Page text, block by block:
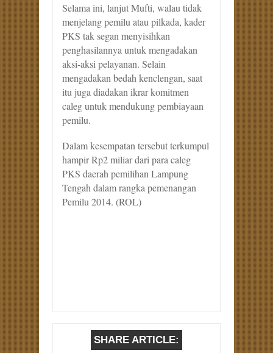
Selama ini, lanjut Mufti, walau tidak
menjelang pemilu atau pilkada, kader
PKS tak segan menyisihkan
penghasilannya untuk mengadakan
aksi-aksi pelayanan. Selain
mengadakan bedah kenclengan, saat
itu juga diadakan ikrar komitmen
caleg untuk mendukung pembiayaan
pemilu.
Dalam kesempatan tersebut terkumpul
hampir Rp2 miliar dari para caleg
PKS daerah pemilihan Lampung
Tengah dalam rangka pemenangan
Pemilu 2014. (ROL)
SHARE ARTICLE: